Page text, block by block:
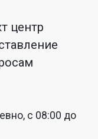
центр
с 08:00 до